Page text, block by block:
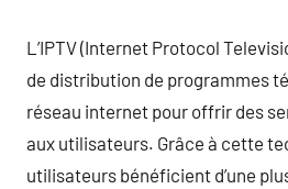
L’IPTV (Internet Protocol
de distribution de programmes
réseau internet pour offrir des
aux utilisateurs. Grâce à cette
utilisateurs bénéficient d’une